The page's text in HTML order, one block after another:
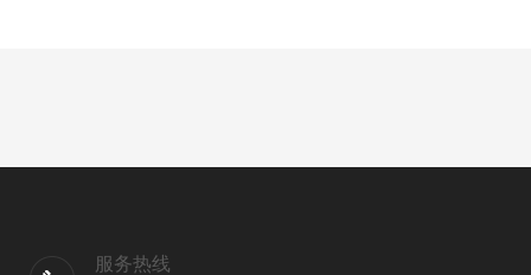
服务热线